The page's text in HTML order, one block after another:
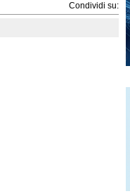
Condividi su: